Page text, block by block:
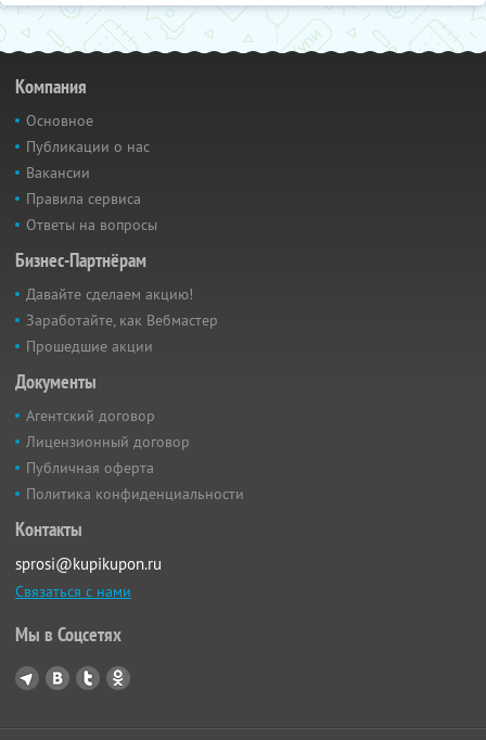
Компания
Основное
Публикации о нас
Вакансии
Правила сервиса
Ответы на вопросы
Бизнес-Партнёрам
Давайте сделаем акцию!
Заработайте, как Вебмастер
Прошедшие акции
Документы
Агентский договор
Лицензионный договор
Публичная оферта
Политика конфиденциальности
Контакты
sprosi@kupikupon.ru
Связаться с нами
Мы в Соцсетях